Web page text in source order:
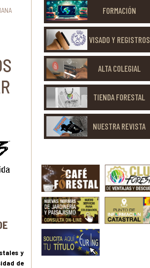
y
de
FORMACIÓN
VISADO Y REGISTROS
ALTA COLEGIAL
TIENDA FORESTAL
NUESTRA REVISTA